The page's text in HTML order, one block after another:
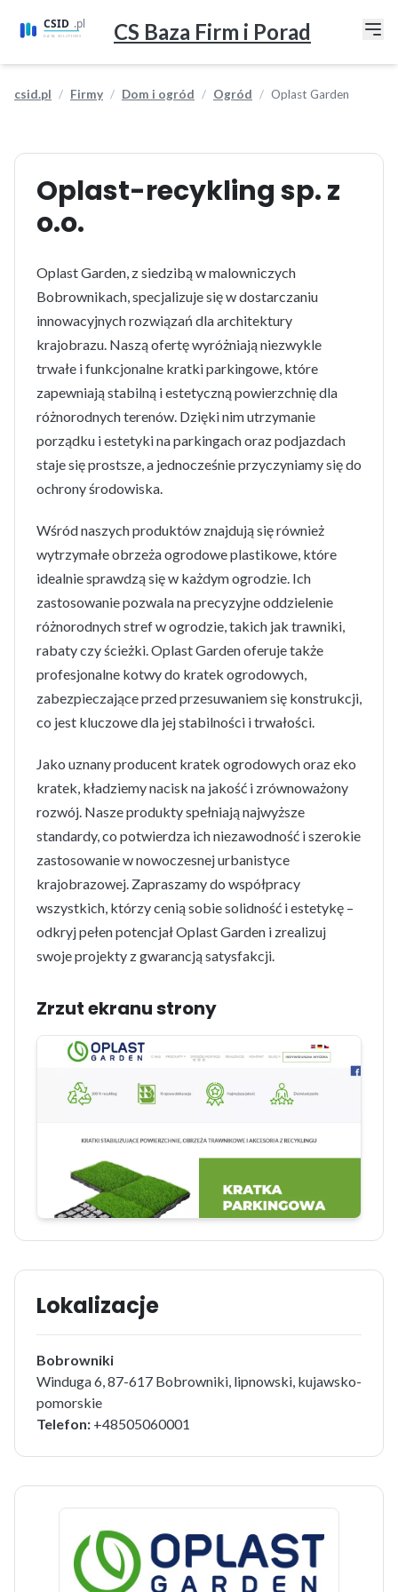
CS Baza Firm i Porad
csid.pl Firmy Dom i ogród Ogród Oplast Garden
Oplast-recykling sp. z
o.o.
Oplast Garden, z siedzibą w malowniczych
Bobrownikach, specjalizuje się w dostarczaniu
innowacyjnych rozwiązań dla architektury
krajobrazu. Naszą ofertę wyróżniają niezwykle
trwałe i funkcjonalne kratki parkingowe, które
zapewniają stabilną i estetyczną powierzchnię dla
różnorodnych terenów. Dzięki nim utrzymanie
porządku i estetyki na parkingach oraz podjazdach
staje się prostsze, a jednocześnie przyczyniamy się do
ochrony środowiska.
Wśród naszych produktów znajdują się również
wytrzymałe obrzeża ogrodowe plastikowe, które
idealnie sprawdzą się w każdym ogrodzie. Ich
zastosowanie pozwala na precyzyjne oddzielenie
różnorodnych stref w ogrodzie, takich jak trawniki,
rabaty czy ścieżki. Oplast Garden oferuje także
profesjonalne kotwy do kratek ogrodowych,
zabezpieczające przed przesuwaniem się konstrukcji,
co jest kluczowe dla jej stabilności i trwałości.
Jako uznany producent kratek ogrodowych oraz eko
kratek, kładziemy nacisk na jakość i zrównoważony
rozwój. Nasze produkty spełniają najwyższe
standardy, co potwierdza ich niezawodność i szerokie
zastosowanie w nowoczesnej urbanistyce
krajobrazowej. Zapraszamy do współpracy
wszystkich, którzy cenią sobie solidność i estetykę –
odkryj pełen potencjał Oplast Garden i zrealizuj
swoje projekty z gwarancją satysfakcji.
Zrzut ekranu strony
Lokalizacje
Bobrowniki
Winduga 6, 87-617 Bobrowniki, lipnowski, kujawsko-
pomorskie
Telefon: +48505060001